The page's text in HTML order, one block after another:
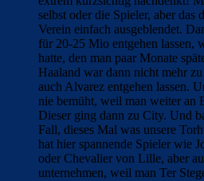
selbst oder die Spieler, aber das
Verein einfach ausgeblendet.
für 20-25 Mio entgehen lassen,
hatte, den man paar Monate
Haaland war dann nicht mehr
auch Alvarez entgehen lassen.
nie bemüht, weil man weiter an
Dieser ging dann zu City. Und
Fall, dieses Mal was unsere
hat hier spannende Spieler wie
oder Chevalier von Lille, aber
unternehmen, weil man Ter